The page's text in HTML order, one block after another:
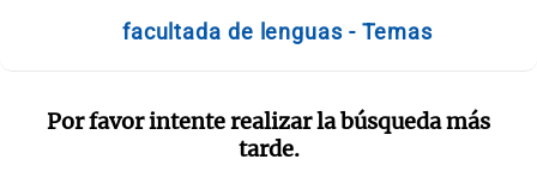
facultada de lenguas - Temas
Por favor intente realizar la búsqueda más
tarde.